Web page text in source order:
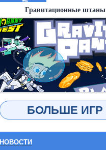
Гравитационные штаны
ИГРАТЬ
БОЛЬШЕ ИГР
НОВОСТИ